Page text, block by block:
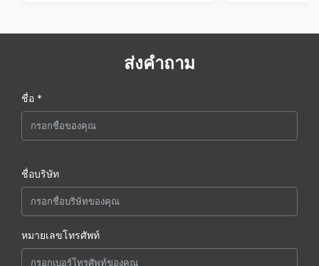
ส่งคำถาม
ชื่อ *
ชื่อบริษัท
หมายเลขโทรศัพท์